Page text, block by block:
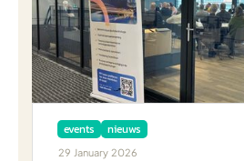
events nieuws
29 January 2026